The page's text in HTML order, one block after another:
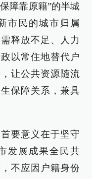
障靠原籍”的半城
市民的城市归属
释放不足、人力
以常住地替代户
让公共资源随流
保障关系，兼具
要意义在于坚守
发展成果全民共
不应因户籍身份